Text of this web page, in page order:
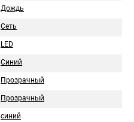
Дождь
Сеть
LED
Синий
Прозрачный
Прозрачный
синий